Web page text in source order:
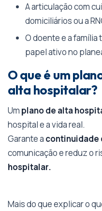
A articulação com
domiciliários ou a
O doente e a família
papel ativo no
O que é um
alta hospitalar?
Um plano de alta
hospital e a vida real.
Garante a continuidade
comunicação e reduz o
hospitalar.
Mais do que explicar o